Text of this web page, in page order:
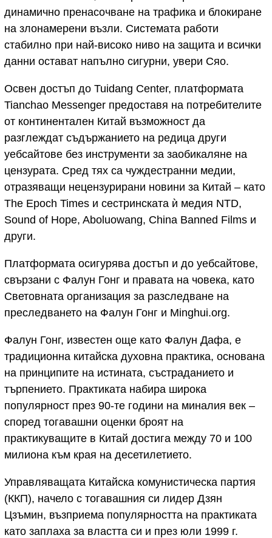
динамично пренасочване на трафика и блокиране
на злонамерени възли. Системата работи
стабилно при най-високо ниво на защита и всички
данни остават напълно сигурни, увери Сяо.
Освен достъп до Tuidang Center, платформата
Tianchao Messenger предоставя на потребителите
от континентален Китай възможност да
разглеждат съдържанието на редица други
уебсайтове без инструменти за заобикаляне на
цензурата. Сред тях са чуждестранни медии,
отразяващи нецензурирани новини за Китай – като
The Epoch Times и сестринската ѝ медия NTD,
Sound of Hope, Aboluowang, China Banned Films и
други.
Платформата осигурява достъп и до уебсайтове,
свързани с Фалун Гонг и правата на човека, като
Световната организация за разследване на
преследването на Фалун Гонг и Minghui.org.
Фалун Гонг, известен още като Фалун Дафа, е
традиционна китайска духовна практика, основана
на принципите на истината, състраданието и
търпението. Практиката набира широка
популярност през 90-те години на миналия век –
според тогавашни оценки броят на
практикуващите в Китай достига между 70 и 100
милиона към края на десетилетието.
Управляващата Китайска комунистическа партия
(ККП), начело с тогавашния си лидер Дзян
Цзъмин, възприема популярността на практиката
като заплаха за властта си и през юли 1999 г.